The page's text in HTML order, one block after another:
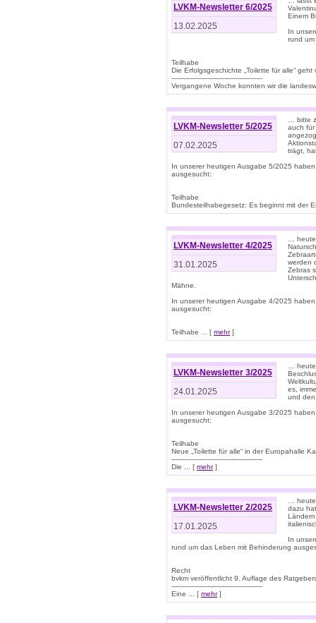
LVKM-Newsletter 6/2025
13.02.2025
Einem
In
rund
Teilhabe
Die Erfolgsgeschichte „Toilette für alle“
-------------------------------------------
Vergangene Woche konnten wir die
LVKM-Newsletter 5/2025
07.02.2025
… bitte
auch für
trägt,
In unserer heutigen Ausgabe 5/2025
ausgesucht:
Teilhabe
Bundesteilhabegesetz: Es beginnt mit der
LVKM-Newsletter 4/2025
31.01.2025
…
werden
Zebras
Mähne.
In unserer heutigen Ausgabe 4/2025
ausgesucht:
Teilhabe ... [ mehr]
LVKM-Newsletter 3/2025
24.01.2025
…
es,
und
In unserer heutigen Ausgabe 3/2025
ausgesucht:
Teilhabe
Neue „Toilette für alle“ in der Europahalle
-------------------------------------------
Die ... [ mehr]
LVKM-Newsletter 2/2025
17.01.2025
…
dazu
In
rund um das Leben mit Behinderung
Recht
bvkm veröffentlicht 9. Auflage des
-------------------------------------------
Eine ... [ mehr]